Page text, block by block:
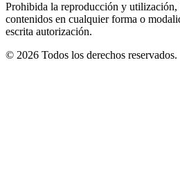
Prohibida la reproducción y utilización,
contenidos en cualquier forma o
escrita autorización.
© 2026 Todos los derechos reservados.